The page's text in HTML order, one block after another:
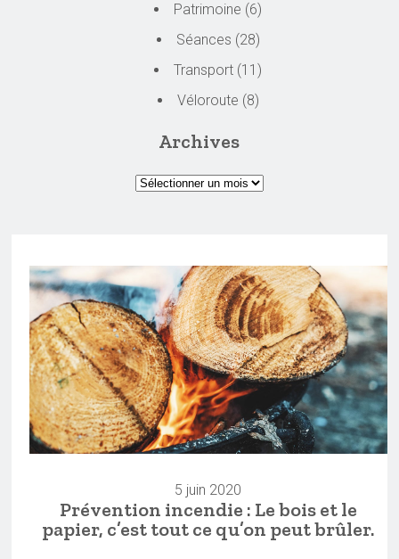
Patrimoine (6)
Séances (28)
Transport (11)
Véloroute (8)
Archives
5 juin 2020
Prévention incendie : Le bois et le
papier, c’est tout ce qu’on peut brûler.